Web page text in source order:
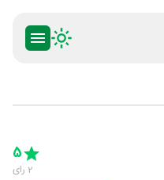
5 Stars
5
2 رای